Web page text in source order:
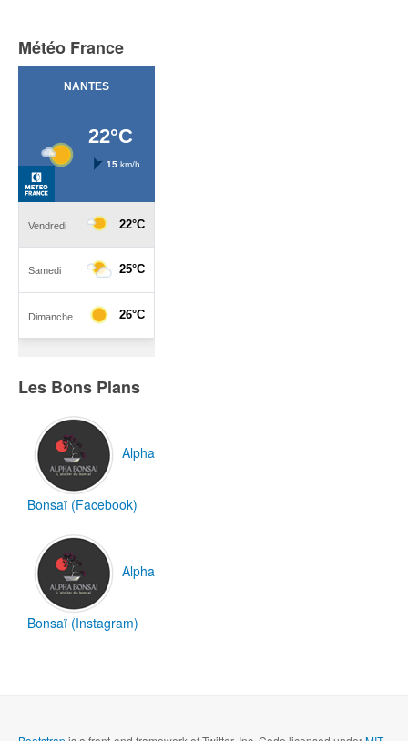
Météo France
Les Bons Plans
Alpha
Bonsaï (Facebook)
Alpha
Bonsaï (Instagram)